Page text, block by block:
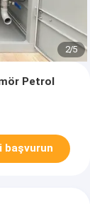
2/5
Petrol
başvurun